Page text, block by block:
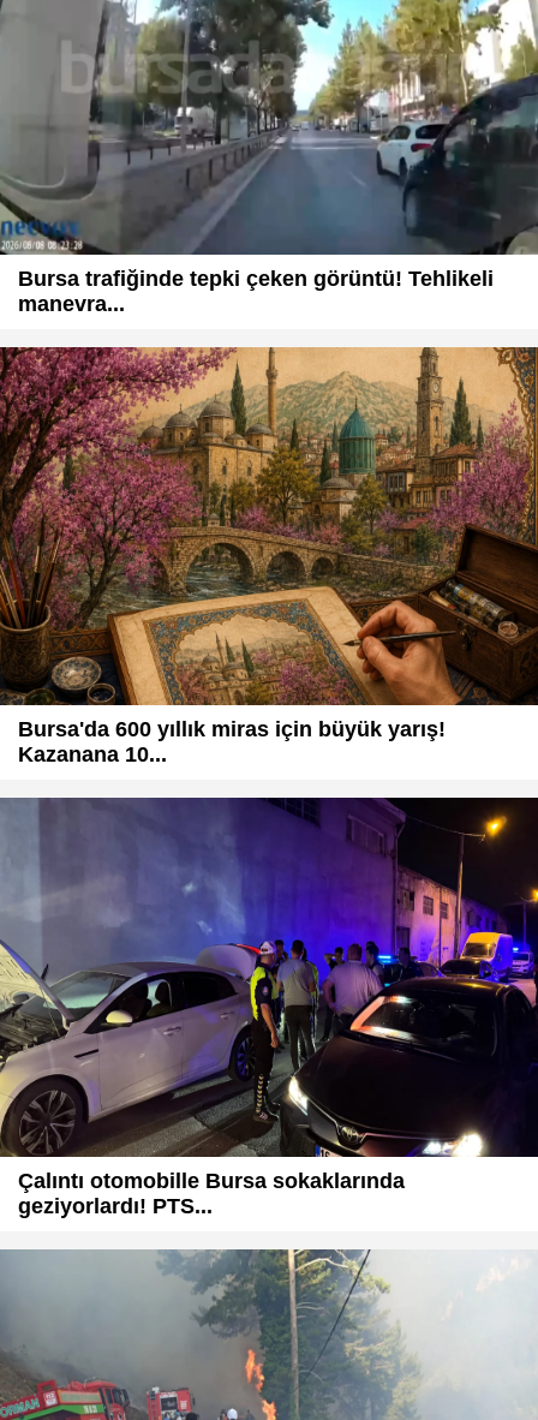
Bursa trafiğinde tepki çeken görüntü! Tehlikeli
manevra...
Bursa'da 600 yıllık miras için büyük yarış!
Kazanana 10...
Çalıntı otomobille Bursa sokaklarında
geziyorlardı! PTS...